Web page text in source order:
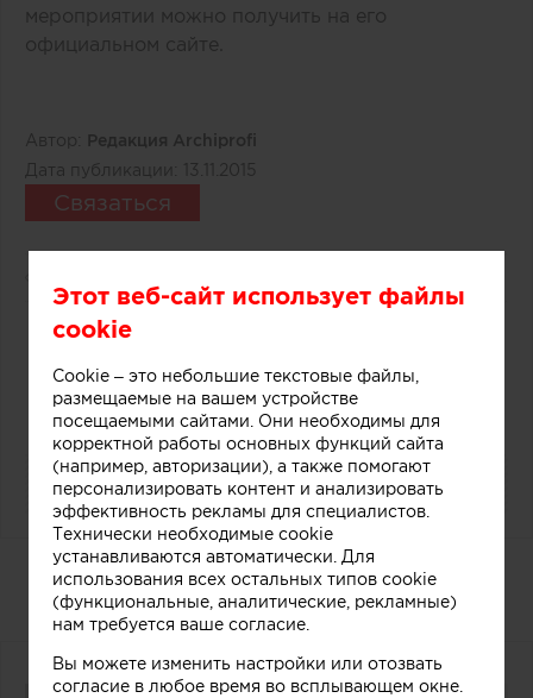
мероприятии можно получить на его
официальном сайте
Автор:
Редакция Archiprofi
Дата публикации:
13.11.2015
Связаться
Дизайнерский прилавок в
магазине мороженого
Этот веб-сайт использует файлы
cookie
Cookie – это небольшие текстовые файлы,
размещаемые на вашем устройстве
посещаемыми сайтами. Они необходимы для
корректной работы основных функций сайта
(например, авторизации), а также помогают
персонализировать контент и анализировать
эффективность рекламы для специалистов.
Технически необходимые cookie
устанавливаются автоматически. Для
использования всех остальных типов cookie
(функциональные, аналитические, рекламные)
нам требуется ваше согласие.
Вы можете изменить настройки или отозвать
согласие в любое время во всплывающем окне.